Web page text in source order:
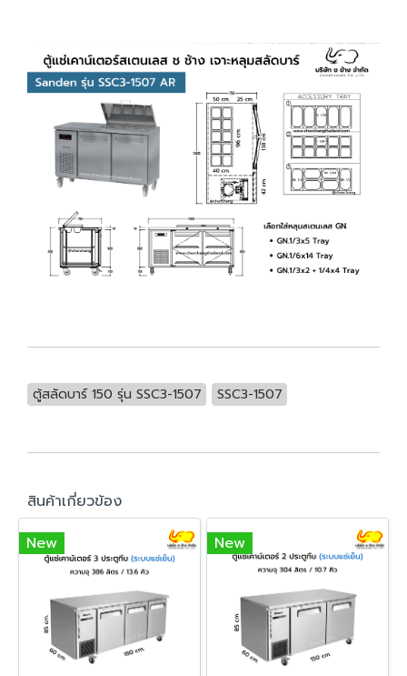
ตู้สลัดบาร์ 150 รุ่น SSC3-1507 SSC3-1507
สินค้าเกี่ยวข้อง
New
New